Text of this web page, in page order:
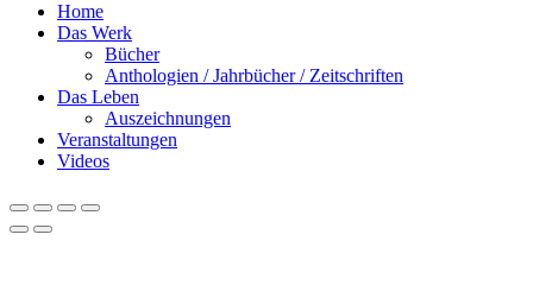
Home
Das Werk
Bücher
Anthologien / Jahrbücher / Zeitschriften
Das Leben
Auszeichnungen
Veranstaltungen
Videos